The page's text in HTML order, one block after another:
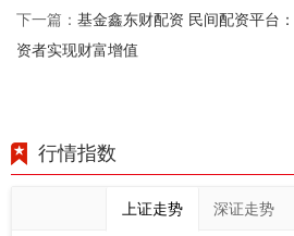
下一篇： 基金鑫东财配资 民间配资平台
资者实现财富增值
行情指数
上证走势 深证走势